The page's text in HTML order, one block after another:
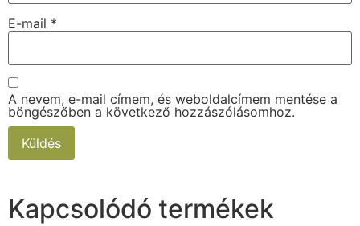
E-mail *
A nevem, e-mail címem, és weboldalcímem mentése a
böngészőben a következő hozzászólásomhoz.
Kapcsolódó termékek